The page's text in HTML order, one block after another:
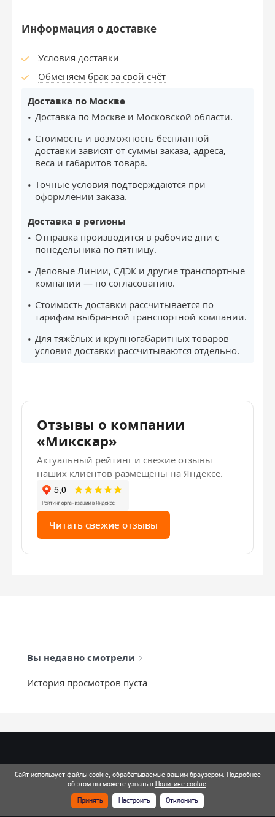
Информация о доставке
Условия доставки
Обменяем брак за свой счёт
Доставка по Москве
Доставка по Москве и Московской области.
Стоимость и возможность бесплатной
доставки зависят от суммы заказа, адреса,
веса и габаритов товара.
Точные условия подтверждаются при
оформлении заказа.
Доставка в регионы
Отправка производится в рабочие дни с
понедельника по пятницу.
Деловые Линии, СДЭК и другие транспортные
компании — по согласованию.
Стоимость доставки рассчитывается по
тарифам выбранной транспортной компании.
Для тяжёлых и крупногабаритных товаров
условия доставки рассчитываются отдельно.
Отзывы о компании
«Микскар»
Актуальный рейтинг и свежие отзывы
наших клиентов размещены на Яндексе.
Читать свежие отзывы
Вы недавно смотрели
История просмотров пуста
info@mixtcar.ru
Почта для связи
Сайт использует файлы cookie, обрабатываемые вашим браузером. Подробнее
об этом вы можете узнать в Политике cookie.
Принять
Настроить Отклонить